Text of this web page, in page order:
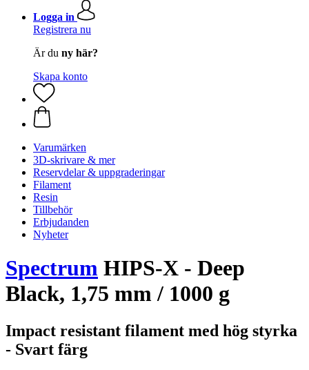
Logga in
Registrera nu
Är du ny här?
Skapa konto
Varumärken
3D-skrivare & mer
Reservdelar & uppgraderingar
Filament
Resin
Tillbehör
Erbjudanden
Nyheter
Spectrum HIPS-X - Deep
Black, 1,75 mm / 1000 g
Impact resistant filament med hög styrka
- Svart färg